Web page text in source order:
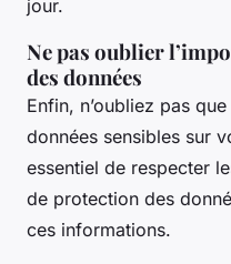
jour.
Ne pas oublier
des données
Enfin, n’oubliez pas
données sensibles sur
essentiel de respecter
de protection des
ces informations.